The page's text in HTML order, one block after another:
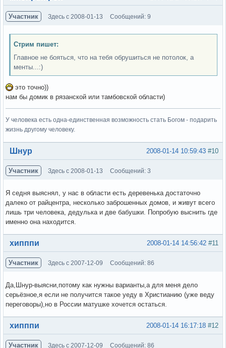
Участник Здесь с 2008-01-13 Сообщений: 9
Стрим пишет:
Главное не бояться, что на тебя обрушиться не потолок, а
менты...:)
это точно))
нам бы домик в рязанской или тамбовской области)
У человека есть одна-единственная возможность стать Богом - подарить
жизнь другому человеку.
Вне форума #10
2008-01-14 10:59:43
Шнур
Участник Здесь с 2008-01-13 Сообщений: 3
Я седня выяснял, у нас в области есть деревенька достаточно
далеко от райцентра, несколько заброшенных домов, и живут всего
лишь три человека, дедулька и две бабушки. Попробую выснить где
именно она находится.
Вне форума #11
2008-01-14 14:56:42
хипппи
Участник Здесь с 2007-12-09 Сообщений: 86
Да,Шнур-выясни,потому как нужны варианты,а для меня дело
серьёзное,я если не получится такое уеду в Христианию (уже веду
переговоры),но в России матушке хочется остаться.
Вне форума #12
2008-01-14 16:17:18
хипппи
Участник Здесь с 2007-12-09 Сообщений: 86